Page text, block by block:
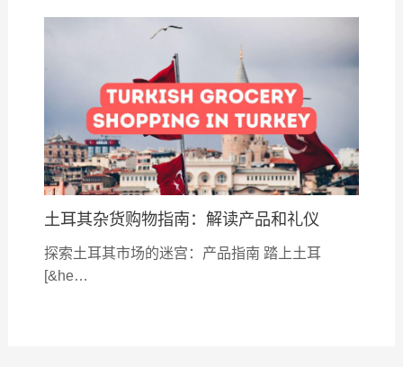
土耳其杂货购物指南：解读产品和礼仪
探索土耳其市场的迷宫：产品指南 踏上土耳
[&he…